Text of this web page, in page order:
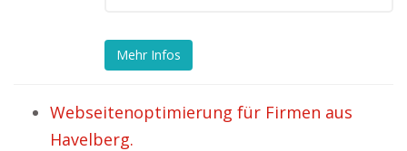
Mehr Infos
Webseitenoptimierung für Firmen aus
Havelberg.